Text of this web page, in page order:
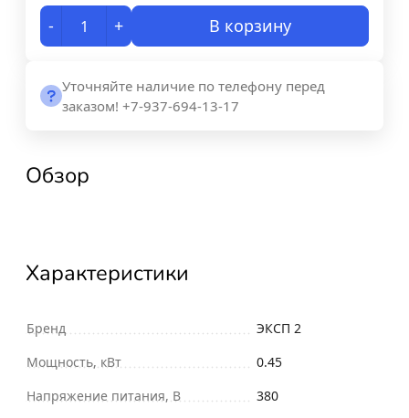
- + В корзину
Уточняйте наличие по телефону перед
заказом! +7-937-694-13-17
Обзор
Характеристики
Бренд
ЭКСП 2
Мощность, кВт
0.45
Напряжение питания, В
380